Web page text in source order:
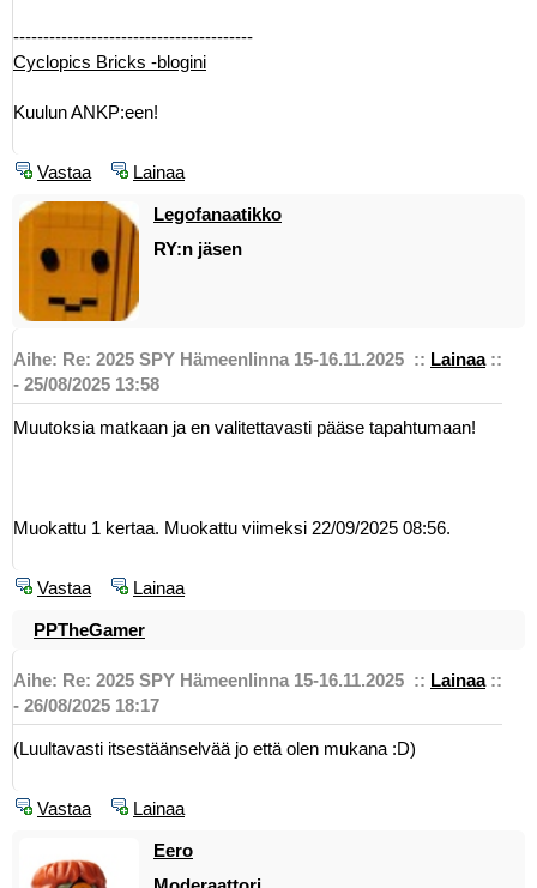
----------------------------------------
Cyclopics Bricks -blogini
Kuulun ANKP:een!
Vastaa Lainaa
Legofanaatikko
RY:n jäsen
:: Lainaa::
Aihe: Re: 2025 SPY Hämeenlinna 15-16.11.2025
- 25/08/2025 13:58
Muutoksia matkaan ja en valitettavasti pääse tapahtumaan!
Muokattu 1 kertaa. Muokattu viimeksi 22/09/2025 08:56.
Vastaa Lainaa
PPTheGamer
:: Lainaa::
Aihe: Re: 2025 SPY Hämeenlinna 15-16.11.2025
- 26/08/2025 18:17
(Luultavasti itsestäänselvää jo että olen mukana :D)
Vastaa Lainaa
Eero